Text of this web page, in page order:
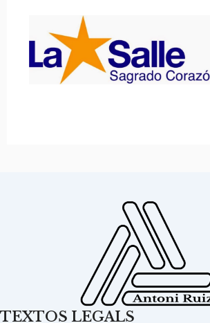
TEXTOS LEGALS